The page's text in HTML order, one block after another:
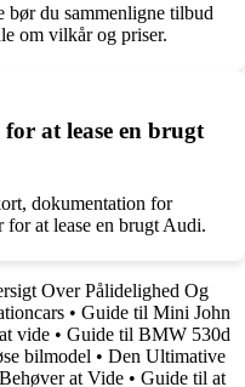
bør du sammenligne tilbud
om vilkår og priser.
at lease en brugt
dokumentation for
at lease en brugt Audi.
Over Pålidelighed Og
• Guide til Mini John
vide • Guide til BMW 530d
bilmodel • Den Ultimative
at Vide • Guide til at